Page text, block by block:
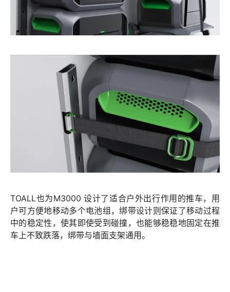
TOALL也为M3000 设计了适合户外出行作用的推车，用
户可方便地移动多个电池组，绑带设计则保证了移动过程
中的稳定性，使其即使受到碰撞，也能够稳稳地固定在推
车上不致跌落，绑带与墙面支架通用。